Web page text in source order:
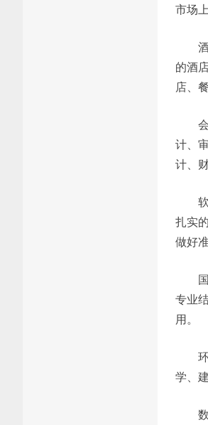
市场
的酒
店、
计、
计、
扎实
做好准
专业
用。
学、